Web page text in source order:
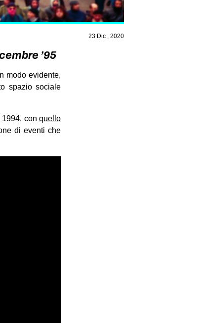
23 Dic , 2020
’95
modo evidente,
spazio sociale
1994, conquello
di eventi che